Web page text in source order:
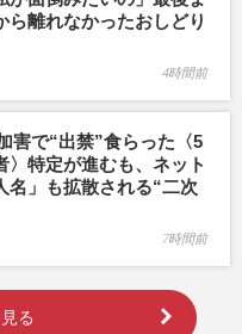
ら離れなかったおしどり
4時間前
害で“出禁”食らった〈5
〉特定が進むも、ネット
名」も拡散される“二次
7時間前
る